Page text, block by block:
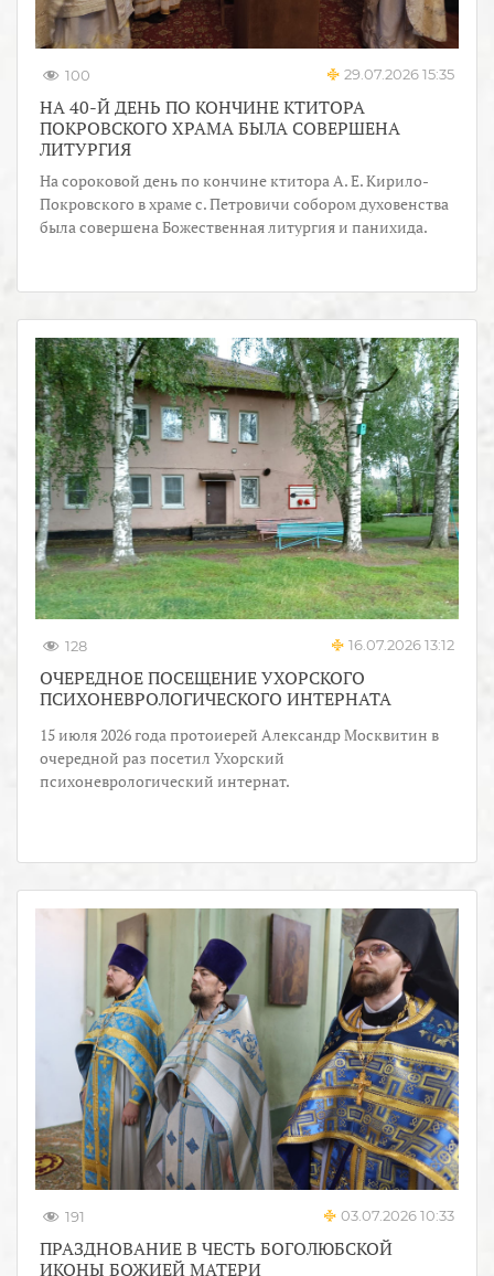
100 29.07.2026 15:35
НА 40-Й ДЕНЬ ПО КОНЧИНЕ КТИТОРА
ПОКРОВСКОГО ХРАМА БЫЛА СОВЕРШЕНА
ЛИТУРГИЯ
На сороковой день по кончине ктитора А. Е. Кирило-
Покровского в храме с. Петровичи собором духовенства
была совершена Божественная литургия и панихида.
128 16.07.2026 13:12
ОЧЕРЕДНОЕ ПОСЕЩЕНИЕ УХОРСКОГО
ПСИХОНЕВРОЛОГИЧЕСКОГО ИНТЕРНАТА
15 июля 2026 года протоиерей Александр Москвитин в
очередной раз посетил Ухорский
психоневрологический интернат.
191 03.07.2026 10:33
ПРАЗДНОВАНИЕ В ЧЕСТЬ БОГОЛЮБСКОЙ
ИКОНЫ БОЖИЕЙ МАТЕРИ